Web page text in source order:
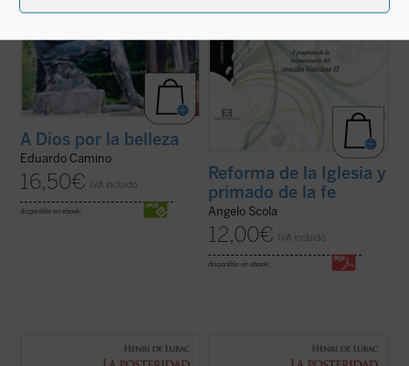
A Dios por la belleza
Eduardo Camino
16,50€ IVA incluido
disponible en ebook:
Reforma de la Iglesia y
primado de la fe
Angelo Scola
12,00€ IVA incluido
disponible en ebook:
La enigmática figura de Joaquín de Fiore ha
suscitado escaso interés entre los
La enigmática figura de Joaquín de Fiore ha
suscitado escaso interés entre los